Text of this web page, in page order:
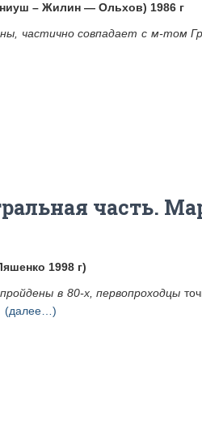
– Жилин — Ольхов) 1986 г
частично совпадает с м-том
часть.
1998 г)
в 80-х,первопроходцы
(далее…)